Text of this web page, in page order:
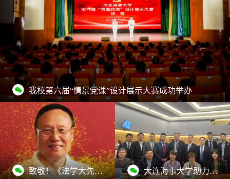
我校第六届“情景党课”设计展示大赛成功举办
致敬！《法学大先生》司玉琢先生篇章正式播出！ 大连海事大学助力全球首部智能船舶规则落地